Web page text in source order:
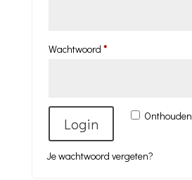
Wachtwoord *Vereist
Onthouden
Login
Je wachtwoord vergeten?